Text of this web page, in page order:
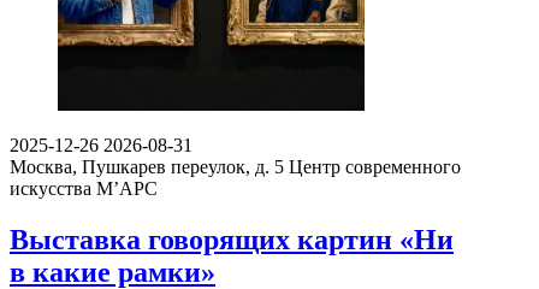
2025-12-26 2026-08-31
Москва, Пушкарев переулок, д. 5 Центр современного
искусства М’АРС
Выставка говорящих картин «Ни
в какие рамки»